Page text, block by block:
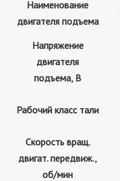
Наименование
двигателя подъема
Напряжение
двигателя
подъема, В
Рабочий класс тали
Скорость вращ.
двигат. передвиж.,
об/мин